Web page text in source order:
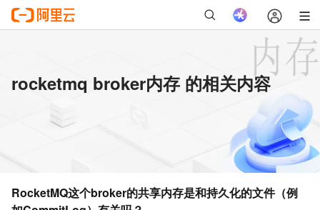
rocketmq broker内存 的相关内容
RocketMQ这个broker的共享内存是和持久化的文件（例